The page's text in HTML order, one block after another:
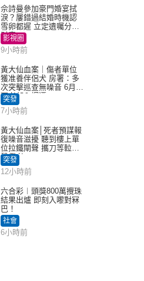
佘詩曼參加豪門婚宴拭
淚？屢錯過結婚時機認
雪卵都遲 立定遺囑分派
財產
影視圈
9小時前
黃大仙血案｜傷者單位
獲准養伴侶犬 房署：多
次突擊巡查無噪音 6月批
死者邨內調遷
突發
7小時前
黃大仙血案│死者預謀報
復噪音滋擾 聽到樓上單
位拉鐵閘聲 攜刀等𨋢伏
擊傷者
突發
12小時前
六合彩︱頭獎800萬攪珠
結果出爐 即刻入嚟對冧
巴！
社會
6小時前